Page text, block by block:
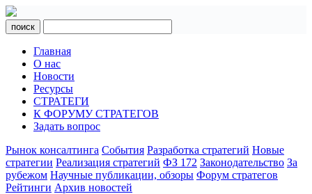
поиск
Главная
О нас
Новости
Ресурсы
СТРАТЕГИ
К ФОРУМУ СТРАТЕГОВ
Задать вопрос
Рынок консалтинга События Разработка стратегий Новые
стратегии Реализация стратегий ФЗ 172 Законодательство За
рубежом Научные публикации, обзоры Форум стратегов
Рейтинги Архив новостей